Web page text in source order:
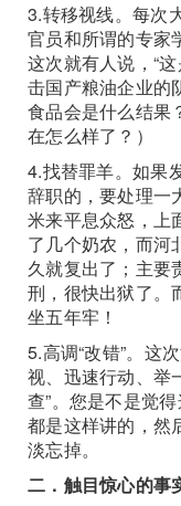
3.转移视线。每次
官员和所谓的专家
这次就有人说，“
击国产粮油企业的
食品会是什么结果
在怎么样了？）
4.找替罪羊。如果
辞职的，要处理一
米来平息众怒，上
了几个奶农，而河
久就复出了；主要
刑，很快出狱了。
坐五年牢！
5.高调“改错”。这
视、迅速行动、举
查”。您是不是觉
都是这样讲的，然
淡忘掉。
二．触目惊心的事